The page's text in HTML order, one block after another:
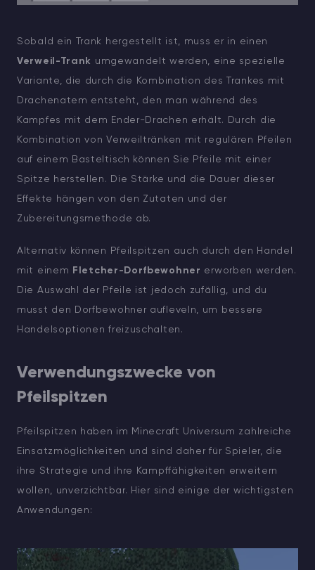
Sobald ein Trank hergestellt ist, muss er in einen
Verweil-Trank umgewandelt werden, eine spezielle
Variante, die durch die Kombination des Trankes mit
Drachenatem entsteht, den man während des
Kampfes mit dem Ender-Drachen erhält. Durch die
Kombination von Verweiltränken mit regulären Pfeilen
auf einem Basteltisch können Sie Pfeile mit einer
Spitze herstellen. Die Stärke und die Dauer dieser
Effekte hängen von den Zutaten und der
Zubereitungsmethode ab.
Alternativ können Pfeilspitzen auch durch den Handel
mit einem
Fletcher-Dorfbewohner erworben werden.
Die Auswahl der Pfeile ist jedoch zufällig, und du
musst den Dorfbewohner aufleveln, um bessere
Handelsoptionen freizuschalten.
Verwendungszwecke von
Pfeilspitzen
Pfeilspitzen haben im Minecraft Universum zahlreiche
Einsatzmöglichkeiten und sind daher für Spieler, die
ihre Strategie und ihre Kampffähigkeiten erweitern
wollen, unverzichtbar. Hier sind einige der wichtigsten
Anwendungen: